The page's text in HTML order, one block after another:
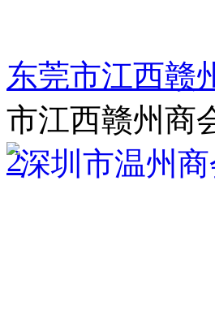
东莞市江西赣
市江西赣州商
2